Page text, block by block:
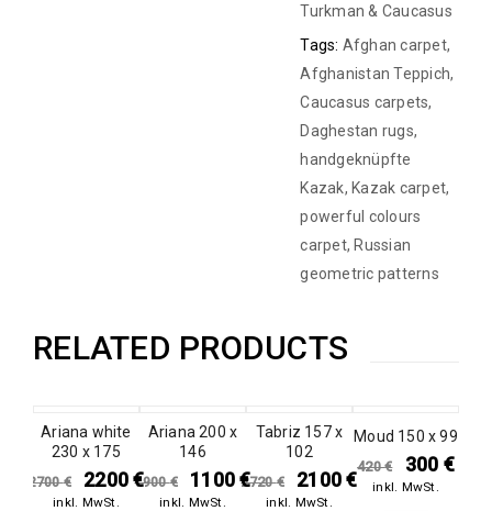
Turkman & Caucasus
Tags: Afghan carpet,
Afghanistan Teppich,
Caucasus carpets,
Daghestan rugs,
handgeknüpfte
Kazak,Kazak carpet,
powerful colours
carpet,Russian
geometric patterns
RELATED PRODUCTS
SALE
Ariana white
230 x 175
2700€ 2200€
inkl. MwSt.
SALE
Ariana 200 x
146
1900€ 1100€
inkl. MwSt.
SALE
Tabriz 157 x
102
2720€ 2100€
inkl. MwSt.
SALE
Moud 150 x 99
420€ 300 €
inkl. MwSt.